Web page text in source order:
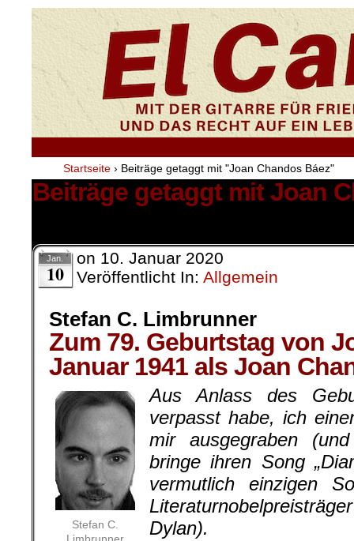
Startseite › Beiträge getaggt mit "Joan Chandos Báez"
Beiträge getaggt mit Joan
Jan.
10
on 10. Januar 2020
Veröffentlicht In: Allgemein
Stefan C. Limbrunner
Zum 79. Geburtstag von
Januar 1941 als Joan
Stefan C.
Limbrunner
Aus Anlass des
verpasst habe, ich
mir ausgegraben
bringe ihren Song
vermutlich einzigen
Dylan).